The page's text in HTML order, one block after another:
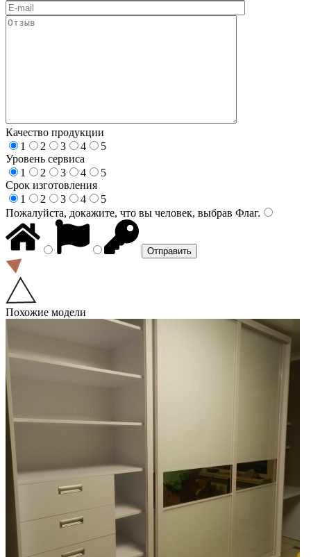
Качество продукции
1
2 3 4
5
Уровень сервиса
1
2 3 4
5
Срок изготовления
1
2 3 4
5
Пожалуйста, докажите, что вы человек, выбрав Флаг.
Похожие модели